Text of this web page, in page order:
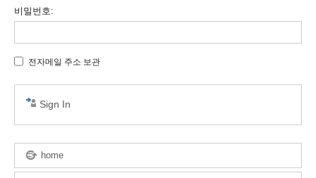
비밀번호:
전자메일 주소 보관
Sign In
home